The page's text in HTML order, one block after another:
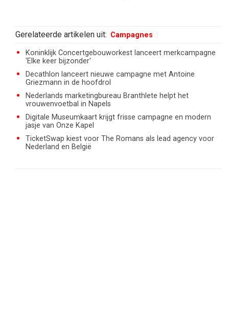
Gerelateerde artikelen uit: Campagnes
Koninklijk Concertgebouworkest lanceert merkcampagne
'Elke keer bijzonder'
Decathlon lanceert nieuwe campagne met Antoine
Griezmann in de hoofdrol
Nederlands marketingbureau Branthlete helpt het
vrouwenvoetbal in Napels
Digitale Museumkaart krijgt frisse campagne en modern
jasje van Onze Kapel
TicketSwap kiest voor The Romans als lead agency voor
Nederland en België